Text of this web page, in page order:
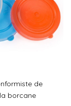
de
borcane